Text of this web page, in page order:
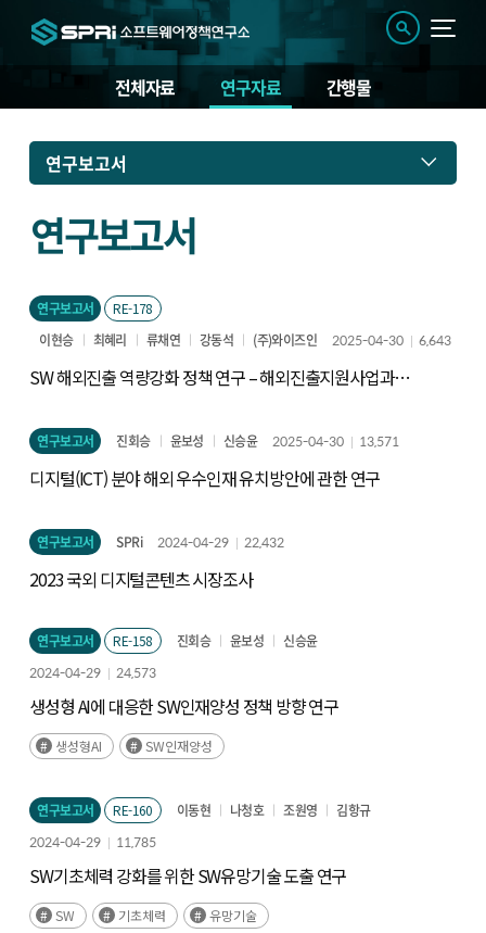
전체자료 연구자료 간행물
연구보고서
연구보고서
연구보고서 RE-178
이현승 최혜리 류채연 강동석 (주)와이즈인 2025-04-30 6,643
SW 해외진출 역량강화 정책 연구 – 해외진출지원사업과
연구보고서 진회승 윤보성 신승윤 2025-04-30 13,571
디지털(ICT) 분야 해외 우수인재 유치방안에 관한 연구
연구보고서 SPRi 2024-04-29 22,432
2023 국외 디지털콘텐츠 시장조사
연구보고서 RE-158 진회승 윤보성
신승윤
2024-04-29
24,573
생성형 AI에 대응한 SW인재양성 정책 방향 연구
생성형AI SW인재양성
연구보고서 RE-160 이동현 나청호 조원영
김항규
2024-04-29
11,785
SW기초체력 강화를 위한 SW유망기술 도출 연구
SW 기초체력 유망기술